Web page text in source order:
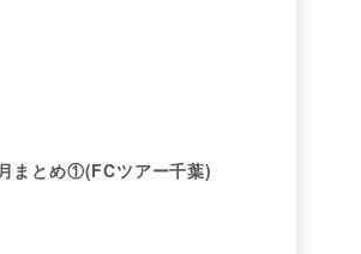
まとめ①(FCツアー千葉)